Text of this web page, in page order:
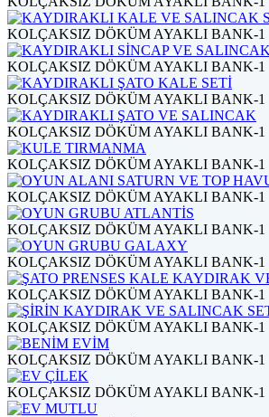
KOLÇAKSIZ DÖKÜM AYAKLI BANK-1
KOLÇAKSIZ DÖKÜM AYAKLI BANK-1
KOLÇAKSIZ DÖKÜM AYAKLI BANK-1
KOLÇAKSIZ DÖKÜM AYAKLI BANK-1
KOLÇAKSIZ DÖKÜM AYAKLI BANK-1
KOLÇAKSIZ DÖKÜM AYAKLI BANK-1
KOLÇAKSIZ DÖKÜM AYAKLI BANK-1
KOLÇAKSIZ DÖKÜM AYAKLI BANK-1
KOLÇAKSIZ DÖKÜM AYAKLI BANK-1
KOLÇAKSIZ DÖKÜM AYAKLI BANK-1
KOLÇAKSIZ DÖKÜM AYAKLI BANK-1
KOLÇAKSIZ DÖKÜM AYAKLI BANK-1